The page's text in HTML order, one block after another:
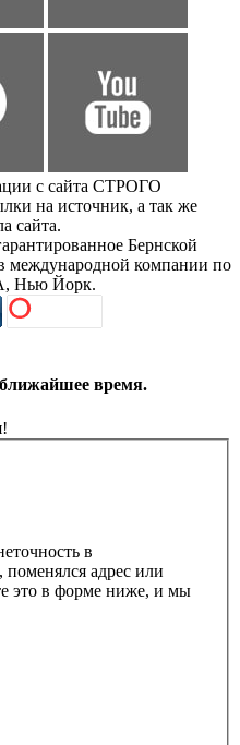
с сайта СТРОГО
на источник, а так же
сайта.
Бернской
международной компании по
Нью Йорк.
время.
в
адрес или
это в форме ниже, и мы